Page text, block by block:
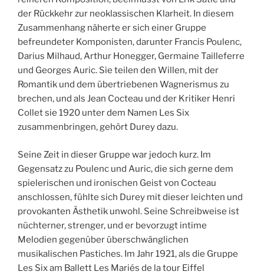
der Rückkehr zur neoklassischen Klarheit. In diesem
Zusammenhang näherte er sich einer Gruppe
befreundeter Komponisten, darunter Francis Poulenc,
Darius Milhaud, Arthur Honegger, Germaine Tailleferre
und Georges Auric. Sie teilen den Willen, mit der
Romantik und dem übertriebenen Wagnerismus zu
brechen, und als Jean Cocteau und der Kritiker Henri
Collet sie 1920 unter dem Namen Les Six
zusammenbringen, gehört Durey dazu.
Seine Zeit in dieser Gruppe war jedoch kurz. Im
Gegensatz zu Poulenc und Auric, die sich gerne dem
spielerischen und ironischen Geist von Cocteau
anschlossen, fühlte sich Durey mit dieser leichten und
provokanten Ästhetik unwohl. Seine Schreibweise ist
nüchterner, strenger, und er bevorzugt intime
Melodien gegenüber überschwänglichen
musikalischen Pastiches. Im Jahr 1921, als die Gruppe
Les Six am Ballett Les Mariés de la tour Eiffel